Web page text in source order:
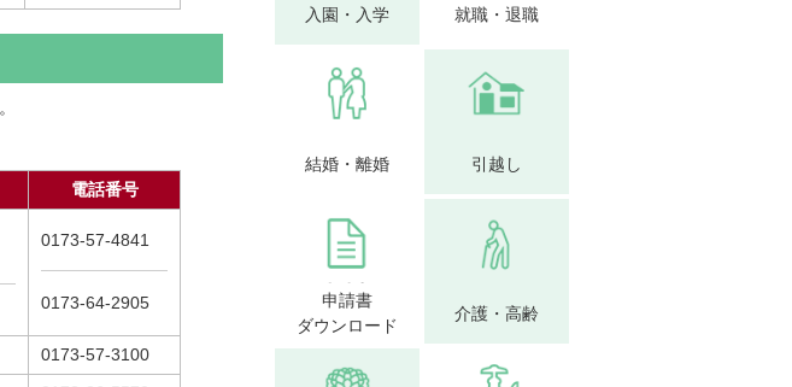
電話番号
0173-57-4841
0173-64-2905
0173-57-3100
入園・入学 就職・退職
結婚・離婚 引越し
申請書
ダウンロード
介護・高齢